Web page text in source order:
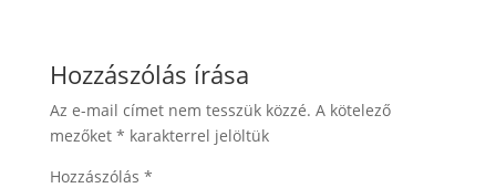
Hozzászólás írása
Az e-mail címet nem tesszük közzé. A kötelező
mezőket * karakterrel jelöltük
Hozzászólás *